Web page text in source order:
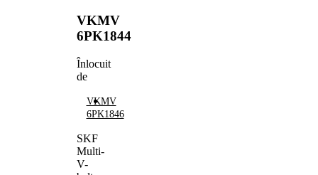
VKMV
6PK1844
Înlocuit
de
VKMV
6PK1846
SKF
Multi-
V-